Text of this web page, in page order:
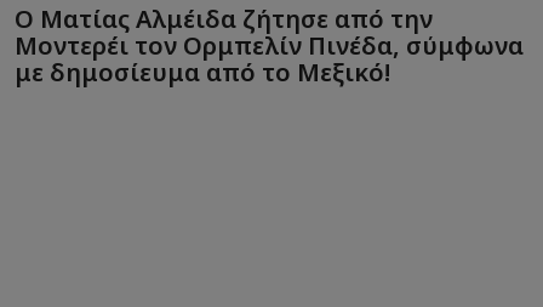
Ο Ματίας Αλμέιδα ζήτησε από την
Μοντερέι τον Ορμπελίν Πινέδα, σύμφωνα
με δημοσίευμα από το Μεξικό!